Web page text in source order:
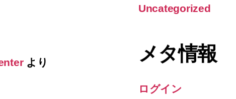
より
Uncategorized
メタ情報
ログイン